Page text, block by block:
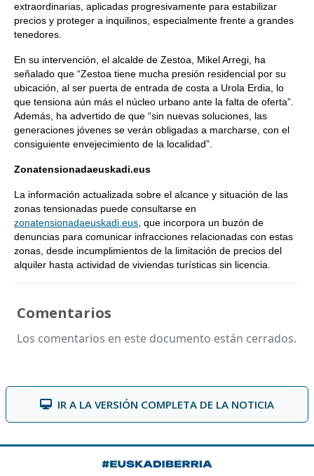
extraordinarias, aplicadas progresivamente para estabilizar
precios y proteger a inquilinos, especialmente frente a grandes
tenedores.
En su intervención, el alcalde de Zestoa, Mikel Arregi, ha
señalado que “Zestoa tiene mucha presión residencial por su
ubicación, al ser puerta de entrada de costa a Urola Erdia, lo
que tensiona aún más el núcleo urbano ante la falta de oferta”.
Además, ha advertido de que “sin nuevas soluciones, las
generaciones jóvenes se verán obligadas a marcharse, con el
consiguiente envejecimiento de la localidad”.
Zonatensionadaeuskadi.eus
La información actualizada sobre el alcance y situación de las
zonas tensionadas puede consultarse en
zonatensionadaeuskadi.eus , que incorpora un buzón de
denuncias para comunicar infracciones relacionadas con estas
zonas, desde incumplimientos de la limitación de precios del
alquiler hasta actividad de viviendas turísticas sin licencia.
Comentarios
Los comentarios en este documento están cerrados.
IR A LA VERSIÓN COMPLETA DE LA NOTICIA